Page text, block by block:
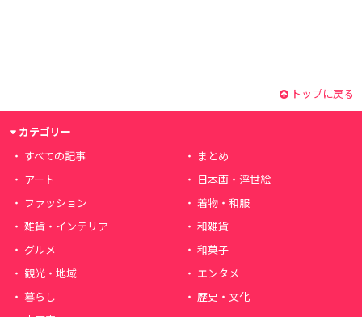
トップに戻る
カテゴリー
すべての記事
まとめ
アート
日本画・浮世絵
ファッション
着物・和服
雑貨・インテリア
和雑貨
グルメ
和菓子
観光・地域
エンタメ
暮らし
歴史・文化